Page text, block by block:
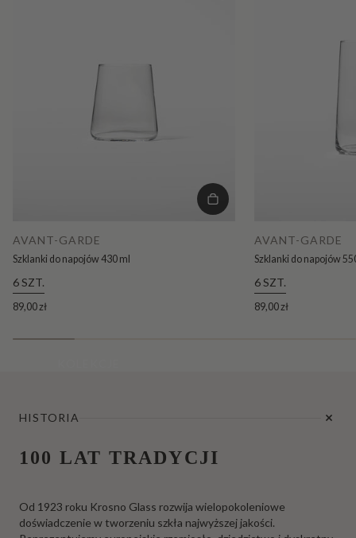
AVANT-GARDE
Szklanki do napojów 430 ml
6 SZT.
89,00 zł
AVANT-GARDE
Szklanki do napojów
6 SZT.
89,00 zł
HISTORIA
100 LAT TRADYCJI
Od 1923 roku Krosno Glass rozwija wielopokoleniowe
doświadczenie w tworzeniu szkła najwyższej jakości.